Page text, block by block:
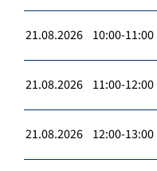
21.08.2026 10:00-11:00
21.08.2026 11:00-12:00
21.08.2026 12:00-13:00